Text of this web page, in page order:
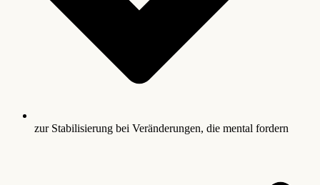
zur Stabilisierung bei Veränderungen, die mental fordern